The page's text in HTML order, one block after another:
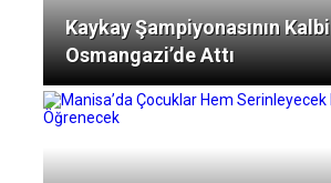
Kaykay Şampiyonasının Kalbi
Osmangazi’de Attı